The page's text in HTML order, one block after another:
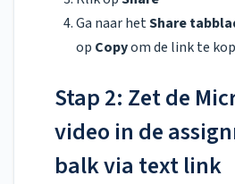
Ga naar hetShare
op Copyom de link te
Stap 2: Zet de
video in de
balk via text link